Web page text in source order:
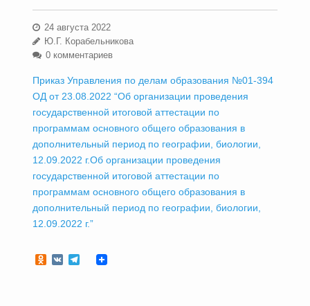
24 августа 2022
Ю.Г. Корабельникова
0 комментариев
Приказ Управления по делам образования №01-394
ОД от 23.08.2022 “Об организации проведения
государственной итоговой аттестации по
программам основного общего образования в
дополнительный период по географии, биологии,
12.09.2022 г.Об организации проведения
государственной итоговой аттестации по
программам основного общего образования в
дополнительный период по географии, биологии,
12.09.2022 г.”
Odnoklassniki
VKTelegram